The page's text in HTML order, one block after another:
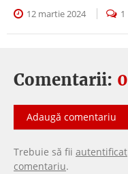
12 martie 2024 1
Comentarii: 0
Adaugă comentariu
Trebuie să fii autentificat
comentariu.